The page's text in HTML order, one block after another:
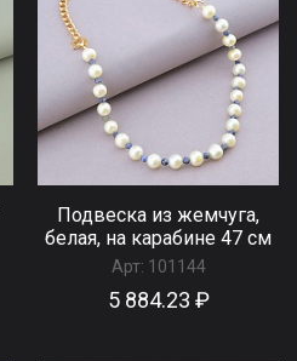
Подвеска из жемчуга,
белая, на карабине 47 см
Арт: 101144
5 884.23 ₽